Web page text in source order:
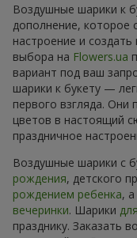
Воздушные шарики к
дополнение, которое
настроение и
выбора на Flowers.ua
вариант под ваш
шарики к букету —
первого взгляда.
цветов в настоящий
праздничное
Воздушные шарики с
рождения, детского
рождением ребенка,
вечеринки. Шарики
празднику. Заказать